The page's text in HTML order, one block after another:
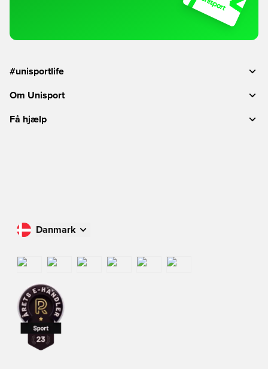
#unisportlife
Om Unisport
Få hjælp
Danmark